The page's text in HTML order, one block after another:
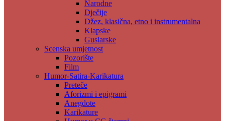
Narodne
Dječije
Džez, klasična, etno i instrumentalna
Klapske
Guslarske
Scenska umjetnost
Pozorište
Film
Humor-Satira-Karikatura
Preteče
Aforizmi i epigrami
Anegdote
Karikature